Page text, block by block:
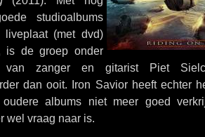
studioalbums
liveplaat (met dvd)
is de groep onder
van zanger en gitarist Piet
dan ooit. Iron Savior heeft echter
albums niet meer goed
wel vraag naar is.